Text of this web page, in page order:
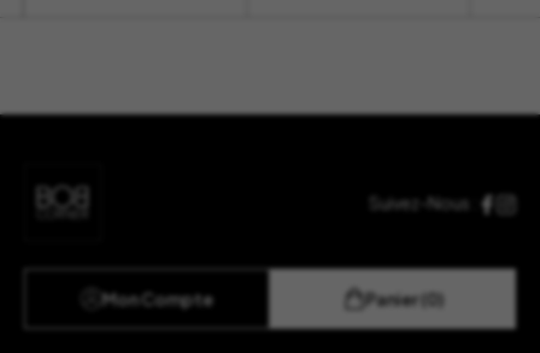
Suivez-Nous :
Mon Compte Panier (0)